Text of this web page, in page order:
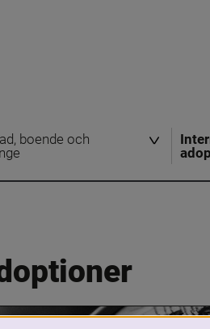
boende och